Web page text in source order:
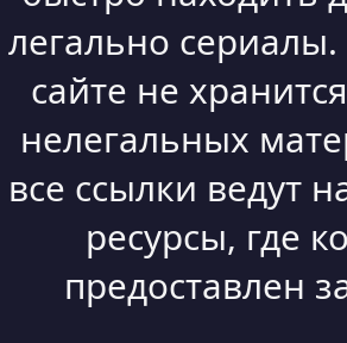
легально
сайте не
нелегальных
все ссылки ведут
ресурсы, где
предоставлен